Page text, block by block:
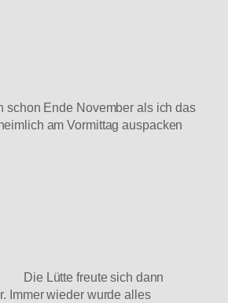
schon Ende November als ich das
am Vormittag auspacken
Die Lütte freute sich dann
Immer wieder wurde alles